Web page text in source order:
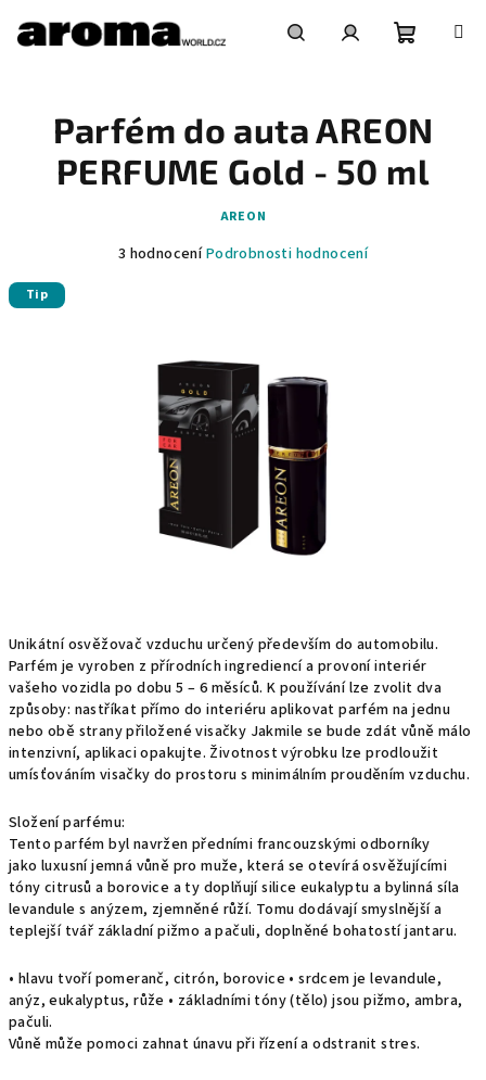
obsah
košík
Unikátní osvěžovač vzduchu určený především do automobilu.
Parfém je vyroben z přírodních ingrediencí a provoní interiér
vašeho vozidla po dobu 5 – 6 měsíců. K používání lze zvolit dva
způsoby: nastříkat přímo do interiéru aplikovat parfém na jednu
nebo obě strany přiložené visačky Jakmile se bude zdát vůně málo
intenzivní, aplikaci opakujte. Životnost výrobku lze prodloužit
umísťováním visačky do prostoru s minimálním prouděním vzduchu.
Složení parfému:
Tento parfém byl navržen předními francouzskými odborníky
jako luxusní jemná vůně pro muže, která se otevírá osvěžujícími
tóny citrusů a borovice a ty doplňují silice eukalyptu a bylinná síla
levandule s anýzem, zjemněné růží. Tomu dodávají smyslnější a
teplejší tvář základní pižmo a pačuli, doplněné bohatostí jantaru.
• hlavu tvoří pomeranč, citrón, borovice • srdcem je levandule,
anýz, eukalyptus, růže • základními tóny (tělo) jsou pižmo, ambra,
pačuli.
Vůně může pomoci zahnat únavu při řízení a odstranit stres.
Parfém do auta AREON
PERFUME Gold - 50 ml
AREON
Průměrné
hvězdiček.
3 hodnoceníPodrobnosti hodnocení
Tip